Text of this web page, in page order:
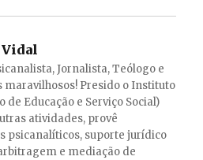
Jornalista, Teólogo e
maravilhosos! Presido o Instituto
de Educação e Serviço Social)
atividades, provê
psicanalíticos, suporte jurídico
e mediação de